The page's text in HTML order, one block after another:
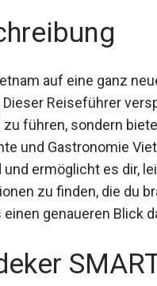
auf eine ganz
Dieser Reiseführer
zu führen, sondern
und Gastronomie
und ermöglicht es dir,
zu finden, die du
einen genaueren Blick